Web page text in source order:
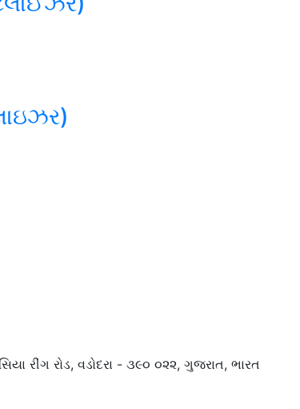
રીંગ રોડ, વડોદરા - ૩૯૦ ૦૨૨, ગુજરાત, ભારત